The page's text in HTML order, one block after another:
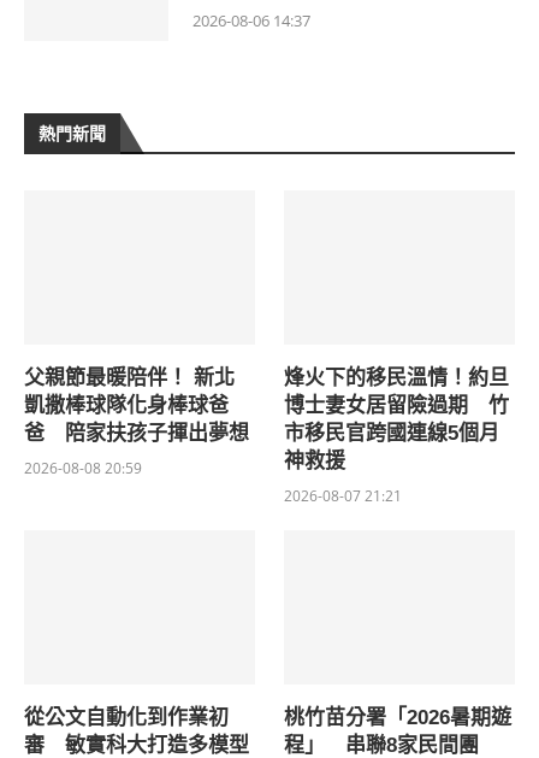
2026-08-06 14:37
熱門新聞
父親節最暖陪伴！ 新北
凱撒棒球隊化身棒球爸
爸 陪家扶孩子揮出夢想
2026-08-08 20:59
烽火下的移民溫情！約旦
博士妻女居留險過期 竹
市移民官跨國連線5個月
神救援
2026-08-07 21:21
從公文自動化到作業初
審 敏實科大打造多模型
桃竹苗分署「2026暑期遊
程」 串聯8家民間團